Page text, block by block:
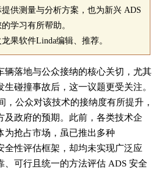
供测量与分析方案，也为新兴 ADS
学习有所帮助。
果软件Linda编辑、推荐。
辆落地与公众接纳的核心关切，尤其
碰撞事故后，这一议题更受关注。
，公众对该技术的接纳度有所提升，
及政府的预期。此前，各类技术企
为抢占市场，虽已推出多种
全性评估框架，却均未实现广泛应
、可行且统一的方法评估 ADS 安全